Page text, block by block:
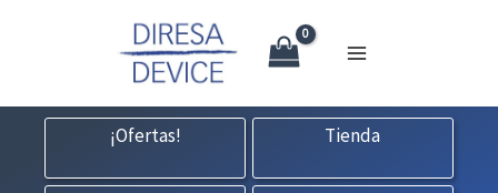
consultas@fedbuy.es| Formulario | Tlf.
¡Ofertas!
Tienda